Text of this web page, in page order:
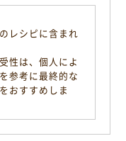
レシピに含まれ
性は、個人によ
参考に最終的な
おすすめしま